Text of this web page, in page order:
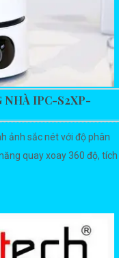
NHÀ IPC-S2XP-
ảnh sắc nét với độ phân
quay xoay 360 độ, tích